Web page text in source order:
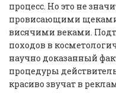
процесс. Но это не
провисающими
висячими веками.
походов в
научно доказанный
процедуры
красиво звучат в